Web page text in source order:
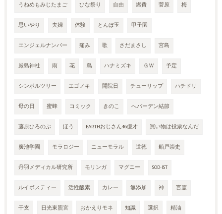
うねめもみじたまご ひな祭り 自由 燃費 菅原 梅
思いやり 夫婦 体験 とんぼ玉 甲子園
エンジェルナンバー 痛み 歌 さだまさし 宮島
厳島神社 雨 花 鳥 ハナミズキ ＧＷ 予定
シンボルツリー エゴノキ 開院日 チューリップ ハチドリ
母の日 蜜蜂 コミック きのこ へバーデン結節
藤原ひろのぶ ほう EARTHおじさん46億才 買い物は投票なんだ
廣池学園 モラロジー ニューモラル 道徳 船戸崇史
丹羽メディカル研究所 モリンガ マグニー SOD-IST
ルイボスティー 活性酸素 カレー 無添加 神 言霊
干支 日光東照宮 おかえりモネ 知識 選択 精油